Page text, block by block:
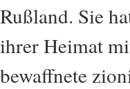
Rußland. Sie
ihrer Heimat
bewaffnete